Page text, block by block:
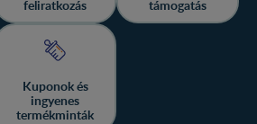
feliratkozás támogatás
Kuponok és
ingyenes
termékminták